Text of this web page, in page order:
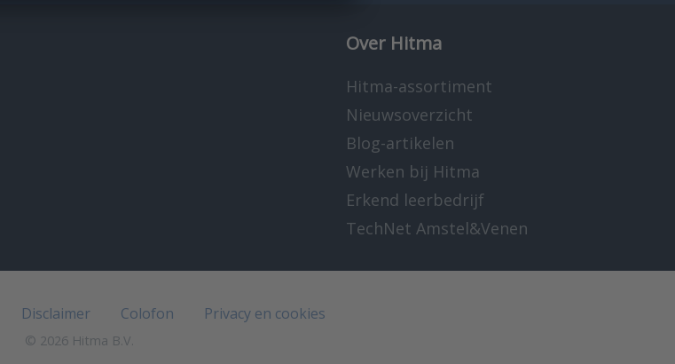
Over Hitma
Hitma-assortiment
Nieuwsoverzicht
Blog-artikelen
Werken bij Hitma
Erkend leerbedrijf
TechNet Amstel&Venen
Disclaimer Colofon Privacy en cookies
© 2026 Hitma B.V.